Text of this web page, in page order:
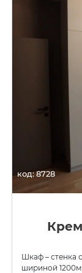
код: 8728
Шкаф – стенка
шириной